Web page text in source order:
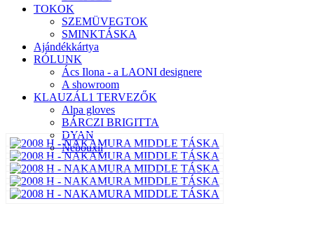
TOKOK
SZEMÜVEGTOK
SMINKTÁSKA
Ajándékkártya
RÓLUNK
Ács Ilona - a LAONI designere
A showroom
KLAUZÁL1 TERVEZŐK
Alpa gloves
BÁRCZI BRIGITTA
DYAN
Nebouxii